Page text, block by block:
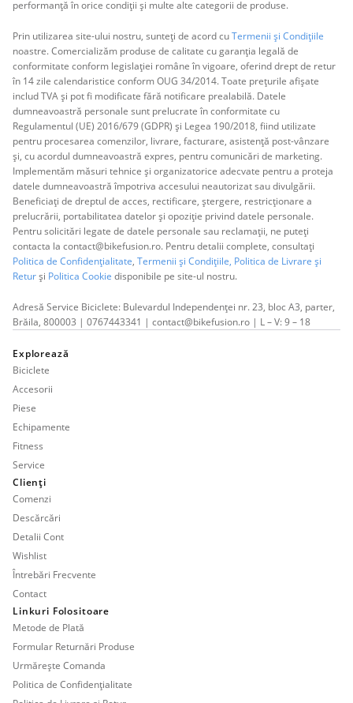
performanță în orice condiții și multe alte categorii de produse.
Prin utilizarea site-ului nostru, sunteți de acord cuTermenii și Condițiile
noastre. Comercializăm produse de calitate cu garanția legală de
conformitate conform legislației române în vigoare, oferind drept de retur
în 14 zile calendaristice conform OUG 34/2014. Toate prețurile afișate
includ TVA și pot fi modificate fără notificare prealabilă. Datele
dumneavoastră personale sunt prelucrate în conformitate cu
Regulamentul (UE) 2016/679 (GDPR) și Legea 190/2018, fiind utilizate
pentru procesarea comenzilor, livrare, facturare, asistență post-vânzare
și, cu acordul dumneavoastră expres, pentru comunicări de marketing.
Implementăm măsuri tehnice și organizatorice adecvate pentru a proteja
datele dumneavoastră împotriva accesului neautorizat sau divulgării.
Beneficiați de dreptul de acces, rectificare, ștergere, restricționare a
prelucrării, portabilitatea datelor și opoziție privind datele personale.
Pentru solicitări legate de datele personale sau reclamații, ne puteți
contacta la contact@bikefusion.ro. Pentru detalii complete, consultați
Politica de Confidențialitate, Termenii și Condițiile, Politica de Livrare și
Returși Politica Cookie disponibile pe site-ul nostru.
Adresă Service Biciclete: Bulevardul Independenței nr. 23, bloc A3, parter,
Brăila, 800003 | 0767443341 | contact@bikefusion.ro | L – V: 9 – 18
Explorează
Biciclete
Accesorii
Piese
Echipamente
Fitness
Service
Clienți
Comenzi
Descărcări
Detalii Cont
Wishlist
Întrebări Frecvente
Contact
Linkuri Folositoare
Metode de Plată
Formular Returnări Produse
Urmărește Comanda
Politica de Confidențialitate